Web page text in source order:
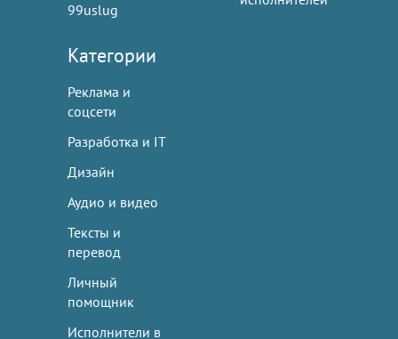
99uslug
Категории
Реклама и
соцсети
Разработка и IT
Дизайн
Аудио и видео
Тексты и
перевод
Личный
помощник
Исполнители в